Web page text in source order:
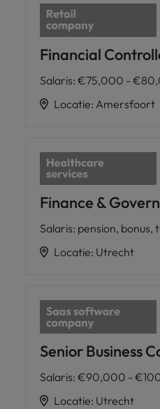
Financial
Salaris: €75,000 -
Locatie: Amersfoort
Finance &
Salaris: pension, bonus,
Locatie: Utrecht
Senior Business
Salaris: €90,000 -
Locatie: Utrecht